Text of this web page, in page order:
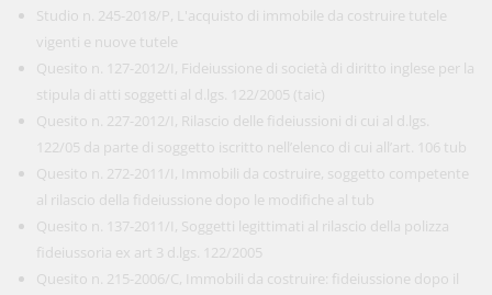
Studio n. 245-2018/P, L'acquisto di immobile da costruire tutele
vigenti e nuove tutele
Quesito n. 127-2012/I, Fideiussione di società di diritto inglese per la
stipula di atti soggetti al d.lgs. 122/2005 (taic)
Quesito n. 227-2012/I, Rilascio delle fideiussioni di cui al d.lgs.
122/05 da parte di soggetto iscritto nell’elenco di cui all’art. 106 tub
Quesito n. 272-2011/I, Immobili da costruire, soggetto competente
al rilascio della fideiussione dopo le modifiche al tub
Quesito n. 137-2011/I, Soggetti legittimati al rilascio della polizza
fideiussoria ex art 3 d.lgs. 122/2005
Quesito n. 215-2006/C, Immobili da costruire: fideiussione dopo il